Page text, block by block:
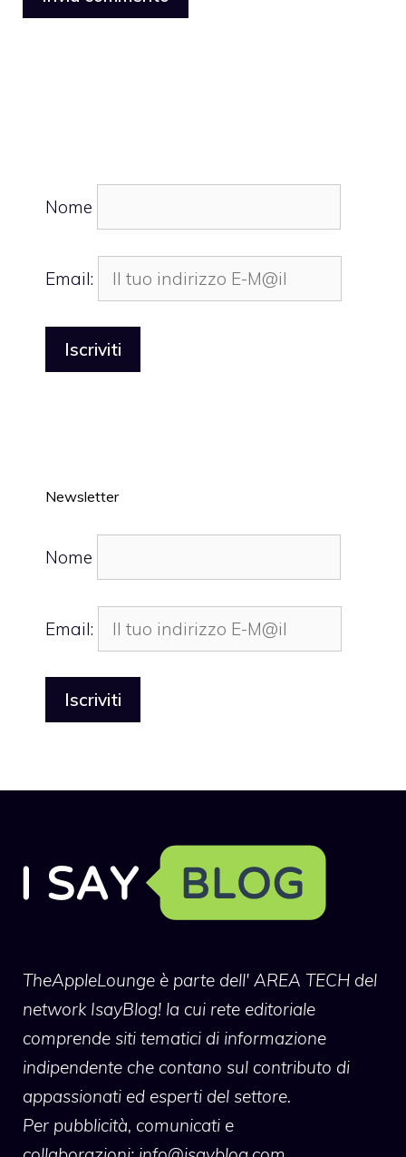
Nome
Email:
Newsletter
Nome
Email:
TheAppleLounge è parte dell' AREA TECH del
network IsayBlog! la cui rete editoriale
comprende siti tematici di informazione
indipendente che contano sul contributo di
appassionati ed esperti del settore.
Per pubblicità, comunicati e